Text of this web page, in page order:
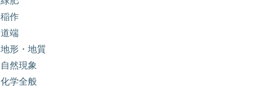
稲作
道端
地形・地質
自然現象
化学全般